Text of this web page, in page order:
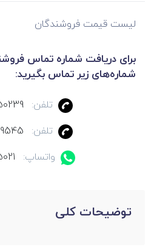
لیست قیمت فروشندگان
برای دریافت شماره تماس
شماره‌های زیر تماس بگیرید:
تلفن:
تلفن:
واتساپ:
توضیحات کلی